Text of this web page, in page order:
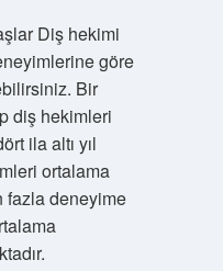
Diş hekimi
göre
Bir
diş hekimleri
ila altı yıl
ortalama
fazla deneyime